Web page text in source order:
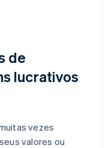
de
lucrativos
vezes
valores ou